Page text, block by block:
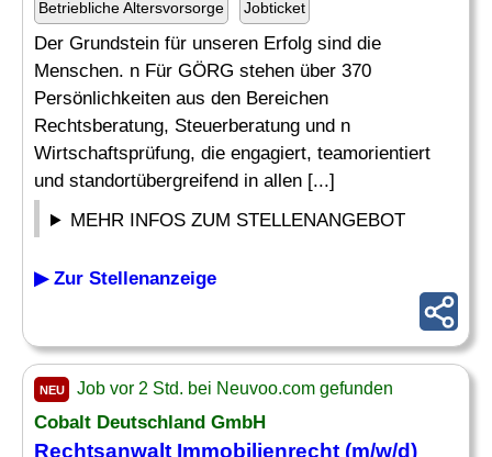
Betriebliche Altersvorsorge Jobticket
Der Grundstein für unseren Erfolg sind die
Menschen. n Für GÖRG stehen über 370
Persönlichkeiten aus den Bereichen
Rechtsberatung, Steuerberatung und n
Wirtschaftsprüfung, die engagiert, teamorientiert
und standortübergreifend in allen [...]
MEHR INFOS ZUM STELLENANGEBOT
▶ Zur Stellenanzeige
NEU Job vor 2 Std. bei Neuvoo.com gefunden
Cobalt Deutschland GmbH
Rechtsanwalt Immobilienrecht (m/w/d)